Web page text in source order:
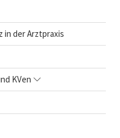
in der Arztpraxis
KVen